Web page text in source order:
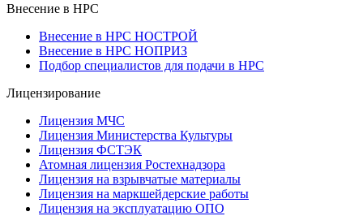
Внесение в НРС
Внесение в НРС НОСТРОЙ
Внесение в НРС НОПРИЗ
Подбор специалистов для подачи в НРС
Лицензирование
Лицензия МЧС
Лицензия Министерства Культуры
Лицензия ФСТЭК
Атомная лицензия Ростехнадзора
Лицензия на взрывчатые материалы
Лицензия на маркшейдерские работы
Лицензия на эксплуатацию ОПО